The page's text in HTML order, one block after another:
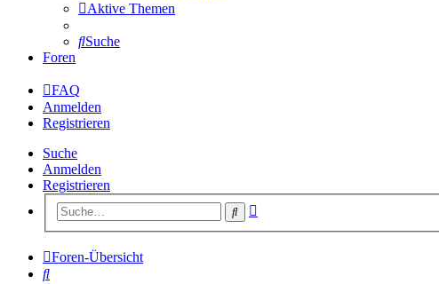
Aktive Themen
Suche
Foren
FAQ
Anmelden
Registrieren
Suche
Anmelden
Registrieren
Suche
Foren-Übersicht
Suche